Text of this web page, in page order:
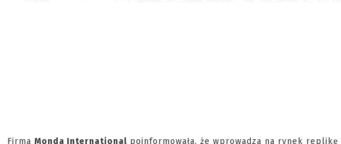
Firma Monda International poinformowała, że wprowadza na rynek replikę